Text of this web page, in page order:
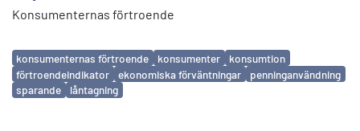
Konsumenternas förtroende
Avainsanat
konsumenternas förtroende konsumenter
konsumtion
förtroendeindikator
ekonomiska förväntningar
penninganvändning
sparande
låntagning